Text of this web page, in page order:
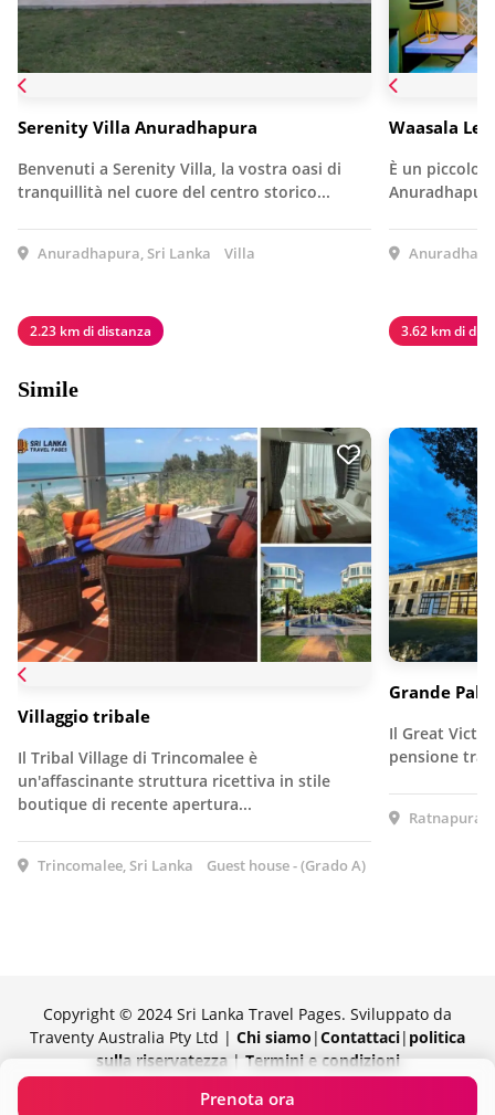
Prenota ora
Serenity Villa Anuradhapura
Benvenuti a Serenity Villa, la vostra oasi di
tranquillità nel cuore del centro storico...
Anuradhapura, Sri Lanka Villa
2.23 km di distanza
Waasala
È un piccolo
3.62 km di
Simile
Villaggio tribale
Il Tribal Village di Trincomalee è
un'affascinante struttura ricettiva in stile
boutique di recente apertura...
Trincomalee, Sri Lanka Guest house - (Grado A)
Grande
Il Great
pensione
Ratnapura,
Copyright © 2024 Sri Lanka Travel Pages. Sviluppato da
Traventy Australia Pty Ltd | Chi siamo |Contattaci| politica
sulla riservatezza | Termini e condizioni
Orgogliosamente fornito da Traventy